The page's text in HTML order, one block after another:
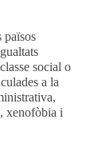
països
social o
a la
xenofòbia i